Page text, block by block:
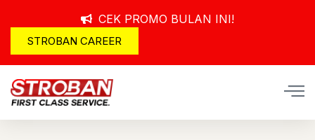
CEK PROMO BULAN INI!
STROBAN CAREER